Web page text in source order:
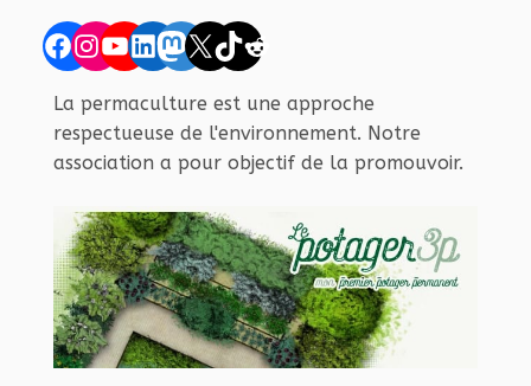
Facebook
Instagram
YouTube
LinkedIn
Mastodon
X TikTok
Reddit
La permaculture est une approche
respectueuse de l'environnement. Notre
association a pour objectif de la promouvoir.